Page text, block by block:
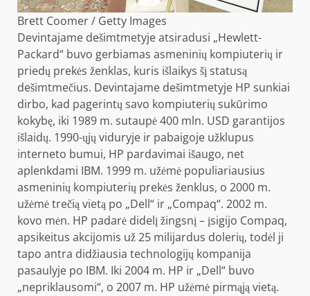
Brett Coomer / Getty Images
Devintajame dešimtmetyje atsiradusi „Hewlett-
Packard“ buvo gerbiamas asmeninių kompiuterių ir
priedų prekės ženklas, kuris išlaikys šį statusą
dešimtmečius. Devintajame dešimtmetyje HP sunkiai
dirbo, kad pagerintų savo kompiuterių sukūrimo
kokybę, iki 1989 m. sutaupė 400 mln. USD garantijos
išlaidų. 1990-ųjų viduryje ir pabaigoje užklupus
interneto bumui, HP pardavimai išaugo, net
aplenkdami IBM. 1999 m. užėmė populiariausius
asmeninių kompiuterių prekės ženklus, o 2000 m.
užėmė trečią vietą po „Dell“ ir „Compaq“. 2002 m.
kovo mėn. HP padarė didelį žingsnį – įsigijo Compaq,
apsikeitus akcijomis už 25 milijardus dolerių, todėl ji
tapo antra didžiausia technologijų kompanija
pasaulyje po IBM. Iki 2004 m. HP ir „Dell“ buvo
„nepriklausomi“, o 2007 m. HP užėmė pirmąją vietą.